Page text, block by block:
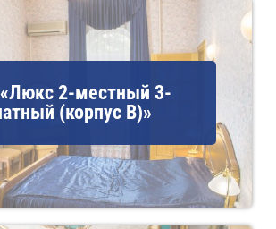
2-местный 3-
(корпус В)»